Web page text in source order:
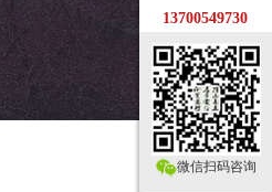
13700549730
微信扫码咨询